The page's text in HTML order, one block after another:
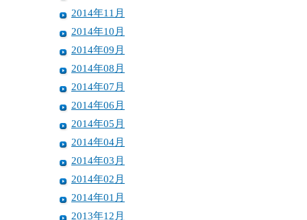
2014年11月
2014年10月
2014年09月
2014年08月
2014年07月
2014年06月
2014年05月
2014年04月
2014年03月
2014年02月
2014年01月
2013年12月